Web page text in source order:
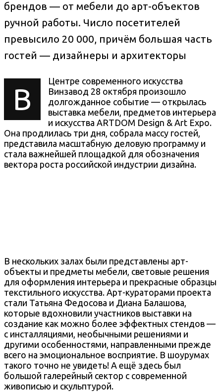
брендов — от мебели до арт-объектов
ручной работы. Число посетителей
превысило 20 000, причём большая часть
гостей — дизайнеры и архитекторы
В
Центре современного искусства
Винзавод 28 октября произошло
долгожданное событие — открылась
выставка мебели, предметов интерьера
и искусства ARTDOM Design & Art Expo.
Она продлилась три дня, собрала массу гостей,
представила масштабную деловую программу и
стала важнейшей площадкой для обозначения
вектора роста российской индустрии дизайна.
В нескольких залах были представлены арт-
объекты и предметы мебели, световые решения
для оформления интерьера и прекрасные образцы
текстильного искусства. Арт-кураторами проекта
стали Татьяна Федосова и Диана Балашова,
которые вдохновили участников выставки на
создание как можно более эффектных стендов —
с инсталляциями, необычными решениями и
другими особенностями, направленными прежде
всего на эмоциональное восприятие. В шоурумах
такого точно не увидеть! А ещё здесь был
большой галерейный сектор с современной
живописью и скульптурой.